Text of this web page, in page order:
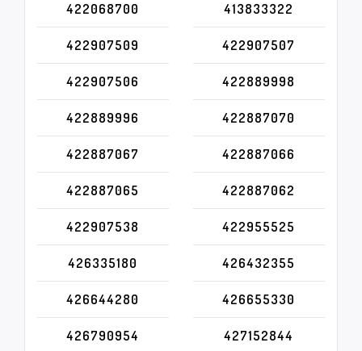
422068700 413833322
422907509 422907507
422907506 422889998
422889996 422887070
422887067 422887066
422887065 422887062
422907538 422955525
426335180 426432355
426644280 426655330
426790954 427152844